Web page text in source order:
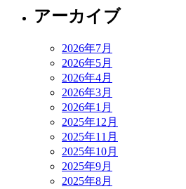
アーカイブ
2026年7月
2026年5月
2026年4月
2026年3月
2026年1月
2025年12月
2025年11月
2025年10月
2025年9月
2025年8月